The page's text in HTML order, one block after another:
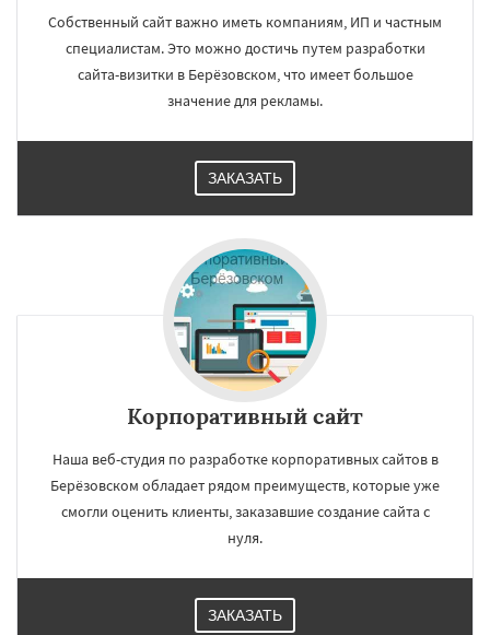
Собственный сайт важно иметь компаниям, ИП и частным
специалистам. Это можно достичь путем разработки
сайта-визитки в Берёзовском, что имеет большое
значение для рекламы.
ЗАКАЗАТЬ
Корпоративный сайт
Наша веб-студия по разработке корпоративных сайтов в
Берёзовском обладает рядом преимуществ, которые уже
смогли оценить клиенты, заказавшие создание сайта с
нуля.
ЗАКАЗАТЬ